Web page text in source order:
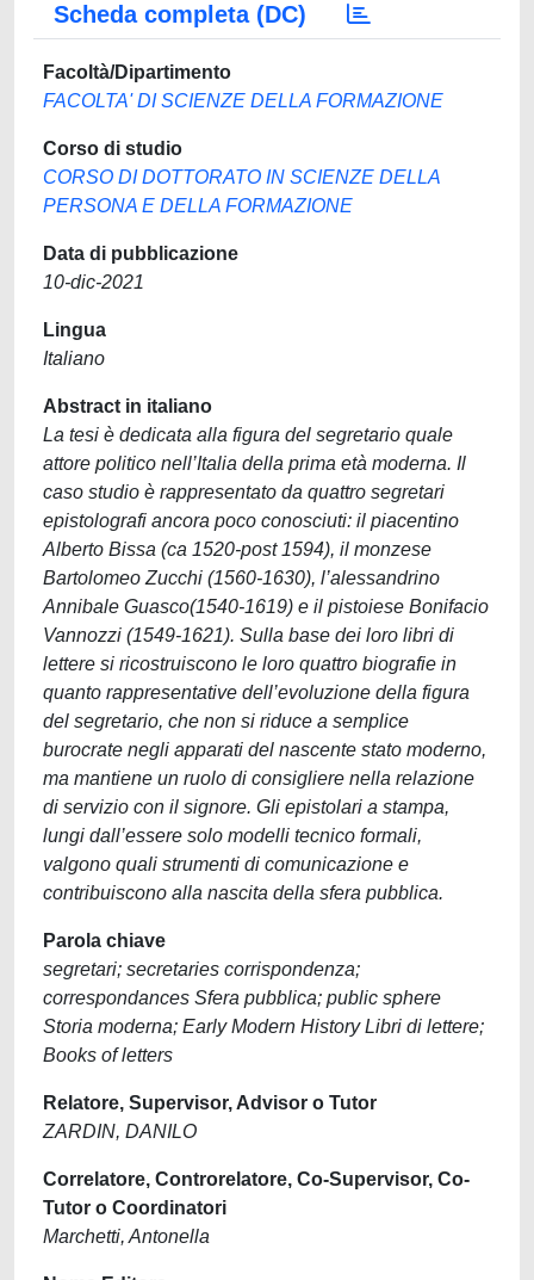
Scheda completa (DC)
Facoltà/Dipartimento
FACOLTA' DI SCIENZE DELLA FORMAZIONE
Corso di studio
CORSO DI DOTTORATO IN SCIENZE DELLA
PERSONA E DELLA FORMAZIONE
Data di pubblicazione
10-dic-2021
Lingua
Italiano
Abstract in italiano
La tesi è dedicata alla figura del segretario quale
attore politico nell’Italia della prima età moderna. Il
caso studio è rappresentato da quattro segretari
epistolografi ancora poco conosciuti: il piacentino
Alberto Bissa (ca 1520-post 1594), il monzese
Bartolomeo Zucchi (1560-1630), l’alessandrino
Annibale Guasco(1540-1619) e il pistoiese Bonifacio
Vannozzi (1549-1621). Sulla base dei loro libri di
lettere si ricostruiscono le loro quattro biografie in
quanto rappresentative dell’evoluzione della figura
del segretario, che non si riduce a semplice
burocrate negli apparati del nascente stato moderno,
ma mantiene un ruolo di consigliere nella relazione
di servizio con il signore. Gli epistolari a stampa,
lungi dall’essere solo modelli tecnico formali,
valgono quali strumenti di comunicazione e
contribuiscono alla nascita della sfera pubblica.
Parola chiave
segretari; secretaries corrispondenza;
correspondances Sfera pubblica; public sphere
Storia moderna; Early Modern History Libri di lettere;
Books of letters
Relatore, Supervisor, Advisor o Tutor
ZARDIN, DANILO
Correlatore, Controrelatore, Co-Supervisor, Co-
Tutor o Coordinatori
Marchetti, Antonella